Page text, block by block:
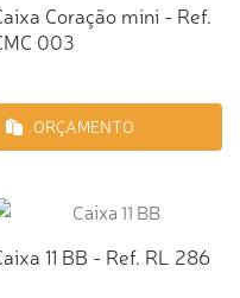
Coração mini - Ref.
003
ORÇAMENTO
11 BB - Ref. RL 286